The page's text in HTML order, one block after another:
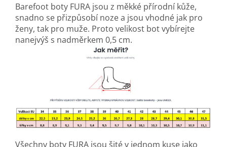
Barefoot boty FURA jsou z měkké přírodní kůže,
snadno se přizpůsobí noze a jsou vhodné jak pro
ženy, tak pro muže. Proto velikost bot vybírejte
nanejvýš s nadměrkem 0,5 cm.
Všechny boty FURA jsou šité v jednom kuse jako